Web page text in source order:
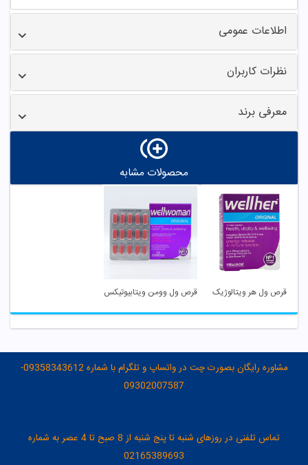
اطلاعات عمومی
نظرات کاربران
معرفی برند
محصولات مشابه
قرص ول هر ویتالوژیک قرص ول وومن ویتابیوتیکس
مشاوره رایگان بصورت چت در واتساپ و تلگرام با شماره 09358343612-
09302007587
تماس تلفنی در روزهای شنبه تا پنج شنبه از 8 صبح تا 4 عصر به شماره
02165389693